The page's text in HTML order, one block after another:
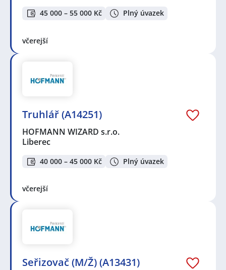
45 000 – 55 000 Kč Plný úvazek
včerejší
Truhlář (A14251)
HOFMANN WIZARD s.r.o.
Liberec
40 000 – 45 000 Kč Plný úvazek
včerejší
Seřizovač (M/Ž) (A13431)